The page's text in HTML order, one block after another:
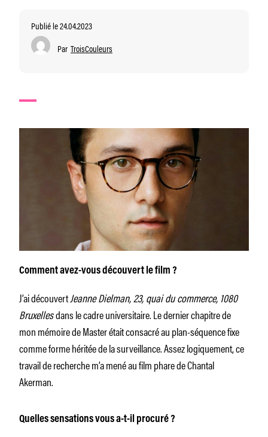
Publié le 24.04.2023
Par TroisCouleurs
Comment avez-vous découvert le film ?
J’ai découvertJeanne Dielman, 23, quai du commerce, 1080
Bruxellesdans le cadre universitaire. Le dernier chapitre de
mon mémoire de Master était consacré au plan-séquence fixe
comme forme héritée de la surveillance. Assez logiquement, ce
travail de recherche m’a mené au film phare de Chantal
Akerman.
Quelles sensations vous a-t-il procuré ?